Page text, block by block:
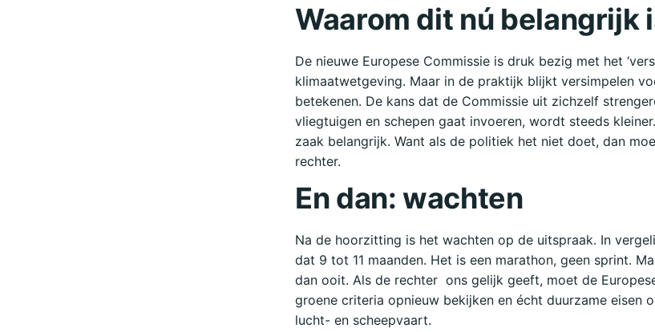
Waarom dit nú belangrijk
De nieuwe Europese Commissie is druk bezig met het
klimaatwetgeving. Maar in de praktijk blijkt versimpelen
betekenen. De kans dat de Commissie uit zichzelf
vliegtuigen en schepen gaat invoeren, wordt steeds
zaak belangrijk. Want als de politiek het niet doet, dan
rechter.
En dan: wachten
Na de hoorzitting is het wachten op de uitspraak. In
dat 9 tot 11 maanden. Het is een marathon, geen sprint.
dan ooit. Als de rechter ons gelijk geeft, moet de
groene criteria opnieuw bekijken en écht duurzame eisen
lucht- en scheepvaart.